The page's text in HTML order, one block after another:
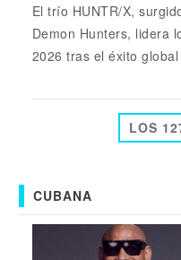
El trío HUNTR/X,
Demon Hunters, lidera
2026 tras el éxito
LOS
CUBANA